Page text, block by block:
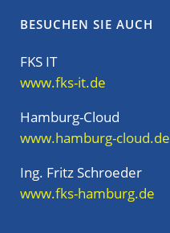
BESUCHEN SIE AUCH
FKS IT
www.fks-it.de
Hamburg-Cloud
www.hamburg-cloud.de
Ing. Fritz Schroeder
www.fks-hamburg.de